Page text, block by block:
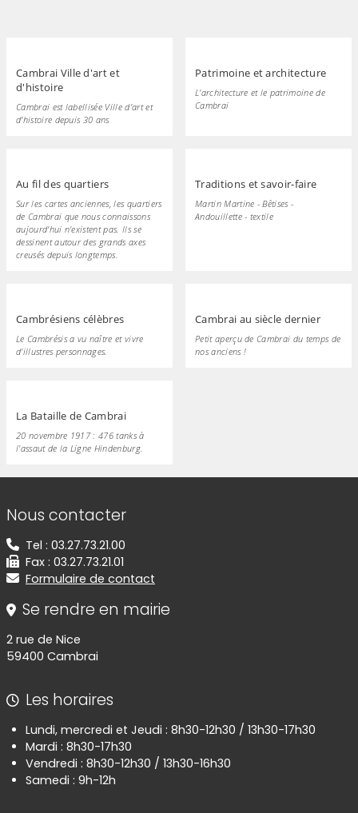
Cambrai Ville d'art et
d'histoire
Cambrai est labellisée Ville d’art et
d’histoire depuis 30 ans
Patrimoine et architecture
L'architecture et le patrimoine de
Cambrai
Au fil des quartiers
Sur les cartes anciennes, les quartiers
de Cambrai que nous connaissons
aujourd'hui n'existent pas. Ils se
dessinent autour des grands axes
creusés depuis longtemps.
Traditions et savoir-faire
Martin Martine - Bêtises -
Andouillette - textile
Cambrésiens célèbres
Le Cambrésis a vu naître et vivre
d'illustres personnages.
Cambrai au siècle dernier
Petit aperçu de Cambrai du temps de
nos anciens !
La Bataille de Cambrai
20 novembre 1917 : 476 tanks à
l'assaut de la Ligne Hindenburg.
Informations de contact
Nous contacter
Tel : 03.27.73.21.00
Fax : 03.27.73.21.01
Formulaire de contact
Se rendre en mairie
2 rue de Nice
59400 Cambrai
Les horaires
Lundi, mercredi et Jeudi : 8h30-12h30 / 13h30-17h30
Mardi : 8h30-17h30
Vendredi : 8h30-12h30 / 13h30-16h30
Samedi : 9h-12h